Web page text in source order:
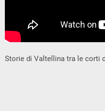
Storie di Valtellina tra le corti